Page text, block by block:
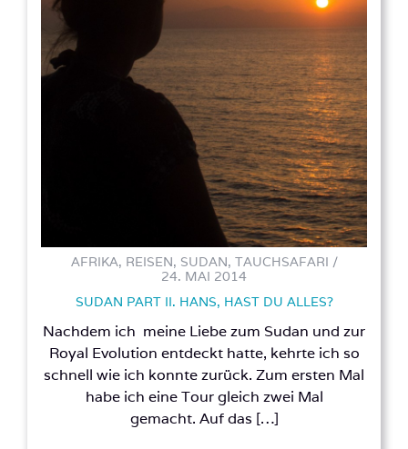
AFRIKA, REISEN, SUDAN, TAUCHSAFARI /
24. MAI 2014
SUDAN PART II. HANS, HAST DU ALLES?
Nachdem ich meine Liebe zum Sudan und zur
Royal Evolution entdeckt hatte, kehrte ich so
schnell wie ich konnte zurück. Zum ersten Mal
habe ich eine Tour gleich zwei Mal
gemacht. Auf das […]